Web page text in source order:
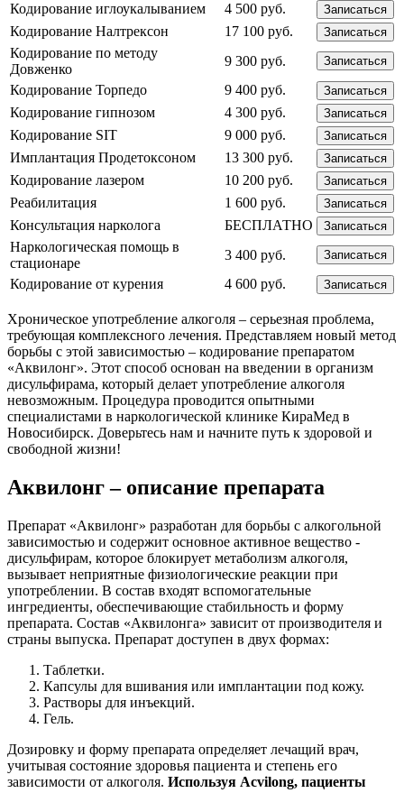
Кодирование иглоукалыванием 4 500 руб. Записаться
Кодирование Налтрексон 17 100 руб. Записаться
Кодирование по методу
Довженко
9 300 руб. Записаться
Кодирование Торпедо 9 400 руб. Записаться
Кодирование гипнозом 4 300 руб. Записаться
Кодирование SIT 9 000 руб. Записаться
Имплантация Продетоксоном 13 300 руб. Записаться
Кодирование лазером 10 200 руб. Записаться
Реабилитация 1 600 руб. Записаться
Консультация нарколога БЕСПЛАТНО Записаться
Наркологическая помощь в
стационаре
3 400 руб. Записаться
Кодирование от курения 4 600 руб. Записаться
Хроническое употребление алкоголя – серьезная проблема,
требующая комплексного лечения. Представляем новый метод
борьбы с этой зависимостью – кодирование препаратом
«Аквилонг». Этот способ основан на введении в организм
дисульфирама, который делает употребление алкоголя
невозможным. Процедура проводится опытными
специалистами в наркологической клинике КираМед в
Новосибирск. Доверьтесь нам и начните путь к здоровой и
свободной жизни!
Аквилонг – описание препарата
Препарат «Аквилонг» разработан для борьбы с алкогольной
зависимостью и содержит основное активное вещество -
дисульфирам, которое блокирует метаболизм алкоголя,
вызывает неприятные физиологические реакции при
употреблении. В состав входят вспомогательные
ингредиенты, обеспечивающие стабильность и форму
препарата. Состав «Аквилонга» зависит от производителя и
страны выпуска. Препарат доступен в двух формах:
Таблетки.
Капсулы для вшивания или имплантации под кожу.
Растворы для инъекций.
Гель.
Дозировку и форму препарата определяет лечащий врач,
учитывая состояние здоровья пациента и степень его
зависимости от алкоголя. Используя Acvilong, пациенты